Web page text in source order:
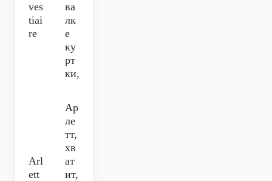
ves
tiai
re
ва
лк
е
ку
рт
ки,
Arl
ett
Ар
ле
тт,
хв
ат
ит,